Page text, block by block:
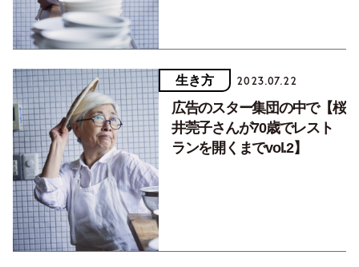
生き方 2023.07.22
広告のスター集団の中で【桜
井莞子さんが70歳でレスト
ランを開くまでvol.2】